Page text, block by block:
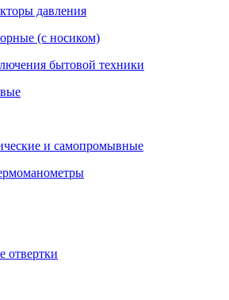
давления
(с носиком)
бытовой техники
и самопромывные
отвертки